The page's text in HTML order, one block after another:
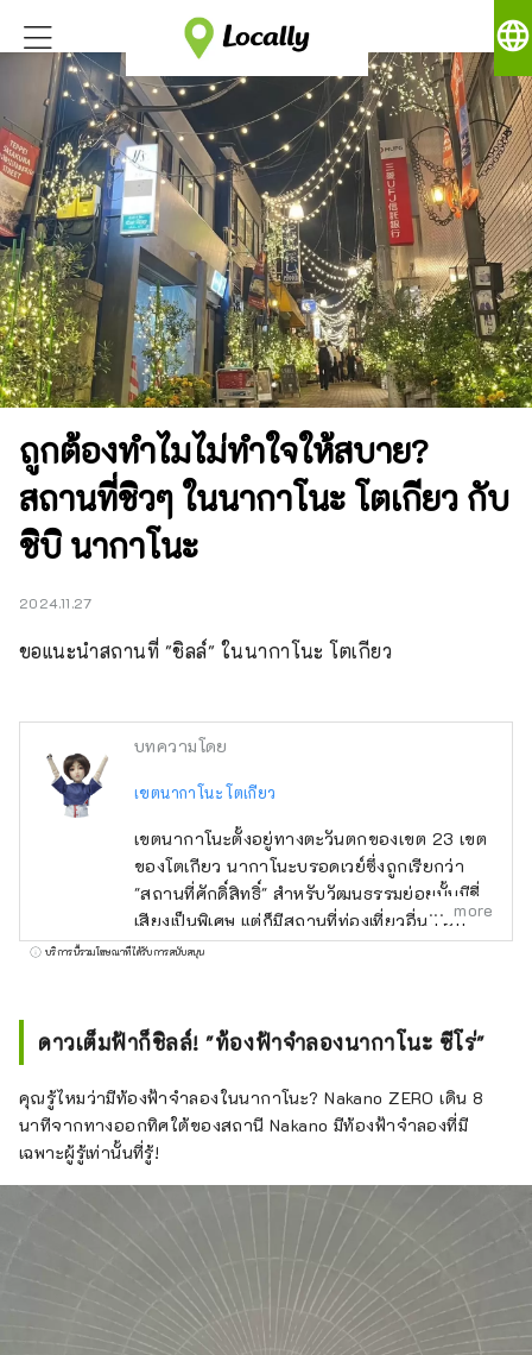
language
ถูกต้องทำไมไม่ทำใจให้สบาย?
สถานที่ชิวๆ ในนากาโนะ โตเกียว กับ
ชิบิ นากาโนะ
2024.11.27
ขอแนะนำสถานที่ "ชิลล์" ในนากาโนะ โตเกียว
บทความโดย
เขตนากาโนะ โตเกียว
เขตนากาโนะตั้งอยู่ทางตะวันตกของเขต 23 เขต
ของโตเกียว นากาโนะบรอดเวย์ซึ่งถูกเรียกว่า
"สถานที่ศักดิ์สิทธิ์" สำหรับวัฒนธรรมย่อยนั้นมีชื่อ
เสียงเป็นพิเศษ แต่ก็มีสถานที่ท่องเที่ยวอื่นๆ อีก
มากมาย เช่น ศาลเจ้าเก่าแก่ วัด และอาหารรส
และในขณะที่เมืองกำลังอยู่ระหว่างการ
เปลี่ยนแปลง เมืองนากาโนะก็มีหลายแง่มุม เช่น
ถนนช้อปปิ้งที่คึกคักซึ่งเต็มไปด้วยมนุษยชาติสมัย
เก่า ความหลากหลายของเมืองนี้ยังเชื่อมโยงกับ
คุณลักษณะของเมืองซึ่งมีประชากรประมาณ
17,000 คนจากประมาณ 120 ประเทศ
more
บริการนี้รวมโฆษณาที่ได้รับการสนับสนุน
ดาวเต็มฟ้าก็ชิลล์! "ท้องฟ้าจำลองนากาโนะ ซีโร่"
คุณรู้ไหมว่ามีท้องฟ้าจำลองในนากาโนะ? Nakano ZERO เดิน 8
นาทีจากทางออกทิศใต้ของสถานี Nakano มีท้องฟ้าจำลองที่มี
เฉพาะผู้รู้เท่านั้นที่รู้!